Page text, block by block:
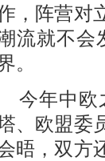
，阵营对
流就不会
。
今年中欧
、欧盟委
晤，双方